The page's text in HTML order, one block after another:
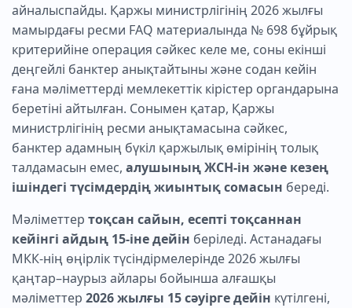
айналыспайды. Қаржы министрлігінің 2026 жылғы
мамырдағы ресми FAQ материалында № 698 бұйрық
критерийіне операция сәйкес келе ме, соны екінші
деңгейлі банктер анықтайтыны және содан кейін
ғана мәліметтерді мемлекеттік кірістер органдарына
беретіні айтылған. Сонымен қатар, Қаржы
министрлігінің ресми анықтамасына сәйкес,
банктер адамның бүкіл қаржылық өмірінің толық
талдамасын емес, алушының ЖСН-ін және кезең
ішіндегі түсімдердің жиынтық сомасын береді.
Мәліметтер тоқсан сайын, есепті тоқсаннан
кейінгі айдың 15-іне дейін беріледі. Астанадағы
МКК-нің өңірлік түсіндірмелерінде 2026 жылғы
қаңтар–наурыз айлары бойынша алғашқы
мәліметтер 2026 жылғы 15 сәуірге дейін күтілгені,